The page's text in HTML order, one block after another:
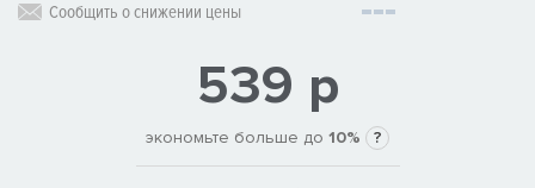
Сообщить о снижении цены
539 р
экономьте больше до 10% ?